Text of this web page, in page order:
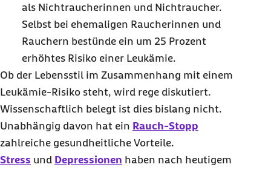
als Nichtraucherinnen und Nichtraucher.
Selbst bei ehemaligen Raucherinnen und
Rauchern bestünde ein um 25 Prozent
erhöhtes Risiko einer Leukämie.
Ob der Lebensstil im Zusammenhang mit einem
Leukämie-Risiko steht, wird rege diskutiert.
Wissenschaftlich belegt ist dies bislang nicht.
Unabhängig davon hat ein Rauch-Stopp
zahlreiche gesundheitliche Vorteile.
Stress und Depressionen haben nach heutigem